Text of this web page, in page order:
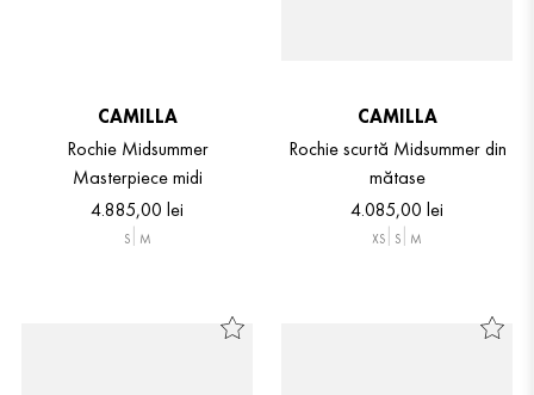
CAMILLA
Rochie Midsummer
Masterpiece midi
4.885,00 lei
S M
CAMILLA
Rochie scurtă Midsummer din
mătase
4.085,00 lei
XS S M